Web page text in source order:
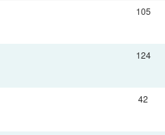
105
124
42